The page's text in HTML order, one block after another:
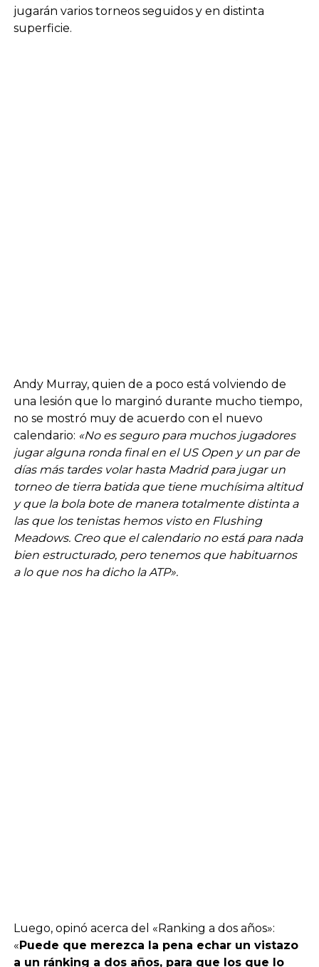
jugarán varios torneos seguidos y en distinta
superficie.
Andy Murray, quien de a poco está volviendo de
una lesión que lo marginó durante mucho tiempo,
no se mostró muy de acuerdo con el nuevo
calendario: «No es seguro para muchos jugadores
jugar alguna ronda final en el US Open y un par de
días más tardes volar hasta Madrid para jugar un
torneo de tierra batida que tiene muchísima altitud
y que la bola bote de manera totalmente distinta a
las que los tenistas hemos visto en Flushing
Meadows. Creo que el calendario no está para nada
bien estructurado, pero tenemos que habituarnos
a lo que nos ha dicho la ATP».
Luego, opinó acerca del «Ranking a dos años»:
«Puede que merezca la pena echar un vistazo
a un ránking a dos años, para que los que lo